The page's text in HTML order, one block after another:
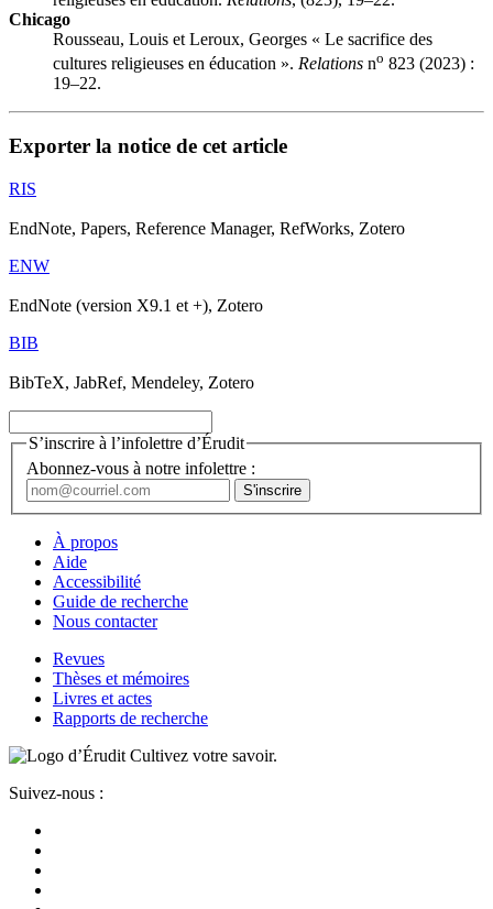
Chicago
Rousseau, Louis et Leroux, Georges « Le sacrifice des
cultures religieuses en éducation ». Relations no 823 (2023) :
19–22.
Exporter la notice de cet article
RIS
EndNote, Papers, Reference Manager, RefWorks, Zotero
ENW
EndNote (version X9.1 et +), Zotero
BIB
BibTeX, JabRef, Mendeley, Zotero
S’inscrire à l’infolettre d’Érudit
Abonnez-vous à notre infolettre :
À propos
Aide
Accessibilité
Guide de recherche
Nous contacter
Revues
Thèses et mémoires
Livres et actes
Rapports de recherche
Cultivez votre savoir.
Suivez-nous :